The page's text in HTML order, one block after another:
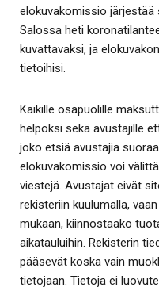
elokuvakomissio järjestää
Salossa heti
kuvattavaksi, ja
tietoihisi.
Kaikille osapuolille
helpoksi sekä avustajille
joko etsiä avustajia
elokuvakomissio voi
viestejä. Avustajat eivät
rekisteriin kuulumalla,
mukaan, kiinnostaako
aikatauluihin. Rekisterin
pääsevät koska vain
tietojaan. Tietoja ei